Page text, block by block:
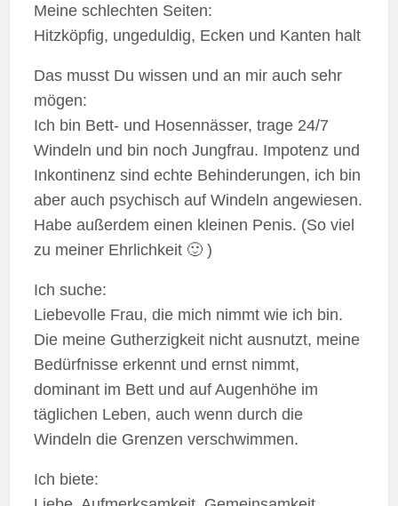
Meine schlechten Seiten:
Hitzköpfig, ungeduldig, Ecken und Kanten halt
Das musst Du wissen und an mir auch sehr
mögen:
Ich bin Bett- und Hosennässer, trage 24/7
Windeln und bin noch Jungfrau. Impotenz und
Inkontinenz sind echte Behinderungen, ich bin
aber auch psychisch auf Windeln angewiesen.
Habe außerdem einen kleinen Penis. (So viel
zu meiner Ehrlichkeit 🙂 )
Ich suche:
Liebevolle Frau, die mich nimmt wie ich bin.
Die meine Gutherzigkeit nicht ausnutzt, meine
Bedürfnisse erkennt und ernst nimmt,
dominant im Bett und auf Augenhöhe im
täglichen Leben, auch wenn durch die
Windeln die Grenzen verschwimmen.
Ich biete: